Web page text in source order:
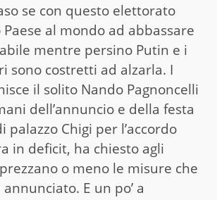
se con questo elettorato
Paese al mondo ad abbassare
mentre persino Putin e i
sono costretti ad alzarla. I
il solito Nando Pagnoncelli
dell’annuncio e della festa
palazzo Chigi per l’accordo
in deficit, ha chiesto agli
o meno le misure che
E un po’ a